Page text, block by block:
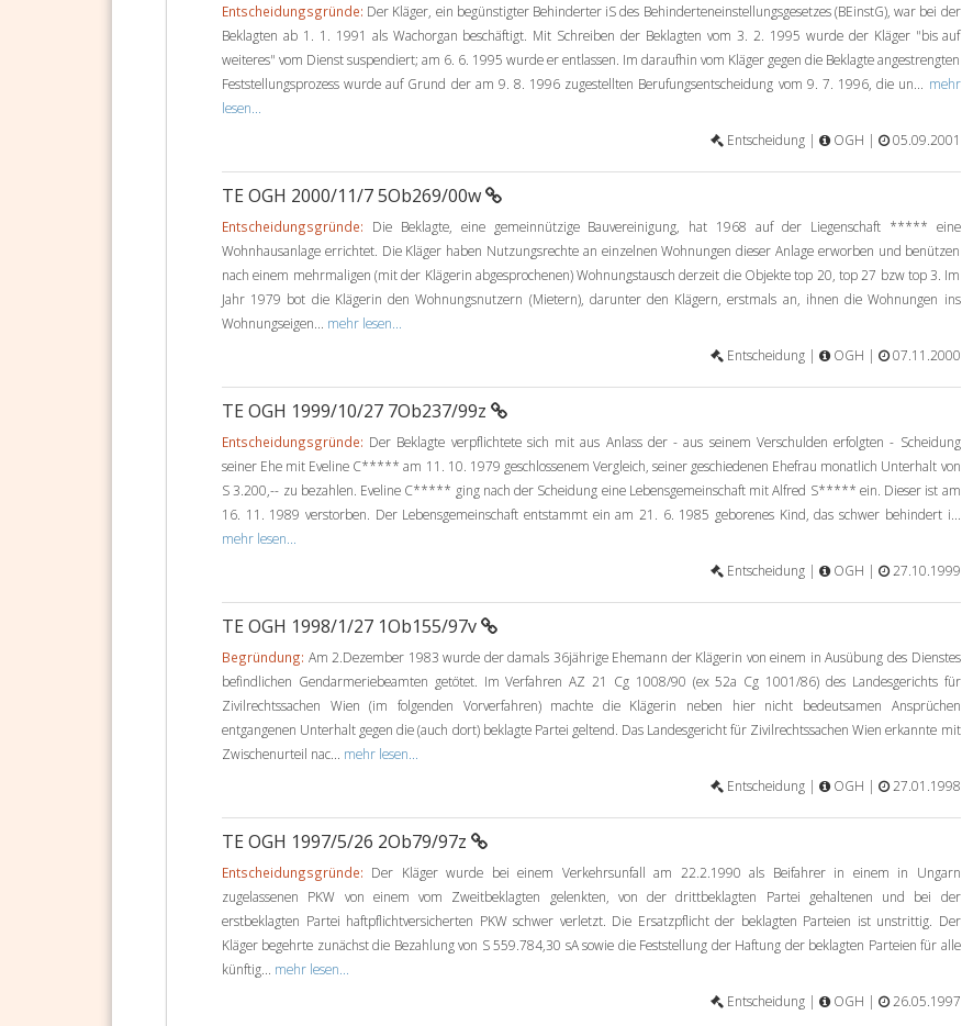
Entscheidungsgründe: Der Kläger, ein begünstigter Behinderter iS des Behinderteneinstellungsgesetzes (BEinstG), war bei der
Beklagten ab 1. 1. 1991 als Wachorgan beschäftigt. Mit Schreiben der Beklagten vom 3. 2. 1995 wurde der Kläger "bis auf
weiteres" vom Dienst suspendiert; am 6. 6. 1995 wurde er entlassen. Im daraufhin vom Kläger gegen die Beklagte angestrengten
Feststellungsprozess wurde auf Grund der am 9. 8. 1996 zugestellten Berufungsentscheidung vom 9. 7. 1996, die un... mehr
lesen...
Entscheidung |
OGH | 05.09.2001
TE OGH 2000/11/7 5Ob269/00w
Entscheidungsgründe: Die Beklagte, eine gemeinnützige Bauvereinigung, hat 1968 auf der Liegenschaft ***** eine
Wohnhausanlage errichtet. Die Kläger haben Nutzungsrechte an einzelnen Wohnungen dieser Anlage erworben und benützen
nach einem mehrmaligen (mit der Klägerin abgesprochenen) Wohnungstausch derzeit die Objekte top 20, top 27 bzw top 3. Im
Jahr 1979 bot die Klägerin den Wohnungsnutzern (Mietern), darunter den Klägern, erstmals an, ihnen die Wohnungen ins
Wohnungseigen... mehr lesen...
Entscheidung |
OGH | 07.11.2000
TE OGH 1999/10/27 7Ob237/99z
Entscheidungsgründe: Der Beklagte verpflichtete sich mit aus Anlass der - aus seinem Verschulden erfolgten - Scheidung
seiner Ehe mit Eveline C***** am 11. 10. 1979 geschlossenem Vergleich, seiner geschiedenen Ehefrau monatlich Unterhalt von
S 3.200,-- zu bezahlen. Eveline C***** ging nach der Scheidung eine Lebensgemeinschaft mit Alfred S***** ein. Dieser ist am
16. 11. 1989 verstorben. Der Lebensgemeinschaft entstammt ein am 21. 6. 1985 geborenes Kind, das schwer behindert i...
mehr lesen...
Entscheidung |
OGH | 27.10.1999
TE OGH 1998/1/27 1Ob155/97v
Begründung: Am 2.Dezember 1983 wurde der damals 36jährige Ehemann der Klägerin von einem in Ausübung des Dienstes
befindlichen Gendarmeriebeamten getötet. Im Verfahren AZ 21 Cg 1008/90 (ex 52a Cg 1001/86) des Landesgerichts für
Zivilrechtssachen Wien (im folgenden Vorverfahren) machte die Klägerin neben hier nicht bedeutsamen Ansprüchen
entgangenen Unterhalt gegen die (auch dort) beklagte Partei geltend. Das Landesgericht für Zivilrechtssachen Wien erkannte mit
Zwischenurteil nac... mehr lesen...
Entscheidung |
OGH | 27.01.1998
TE OGH 1997/5/26 2Ob79/97z
Entscheidungsgründe: Der Kläger wurde bei einem Verkehrsunfall am 22.2.1990 als Beifahrer in einem in Ungarn
zugelassenen PKW von einem vom Zweitbeklagten gelenkten, von der drittbeklagten Partei gehaltenen und bei der
erstbeklagten Partei haftpflichtversicherten PKW schwer verletzt. Die Ersatzpflicht der beklagten Parteien ist unstrittig. Der
Kläger begehrte zunächst die Bezahlung von S 559.784,30 sA sowie die Feststellung der Haftung der beklagten Parteien für alle
künftig... mehr lesen...
Entscheidung |
OGH | 26.05.1997